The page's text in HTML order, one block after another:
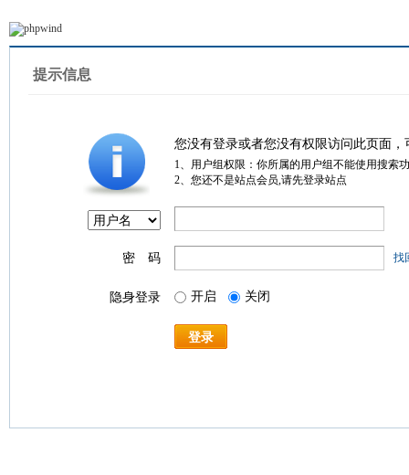
提示信息
您没有登录或者您没有权限访问此页面
1、用户组权限：你所属的用户组不能使用搜索
2、您还不是站点会员,请先登录站点
密 码 找
隐身登录 开启 关闭
登录